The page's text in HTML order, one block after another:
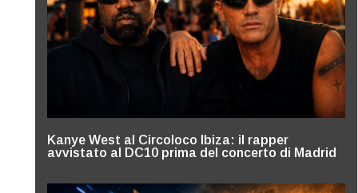
Kanye West al Circoloco Ibiza: il rapper
avvistato al DC10 prima del concerto di Madrid